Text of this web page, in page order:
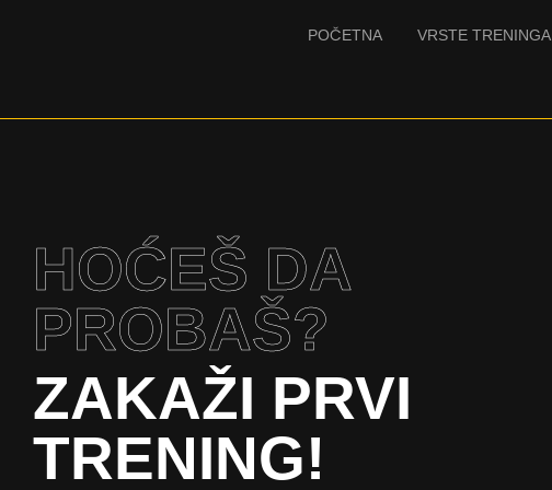
POČETNA VRSTE TRENINGA
HOĆEŠ DA
PROBAŠ?
ZAKAŽI PRVI
TRENING!